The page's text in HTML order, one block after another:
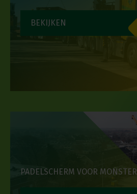
BEKIJKEN
PADELSCHERM VOOR MONSTER